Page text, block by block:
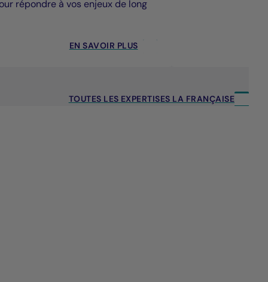
répondre à vos enjeux de long
EN SAVOIR PLUS
TOUTES LES EXPERTISES LA FRANÇAISE